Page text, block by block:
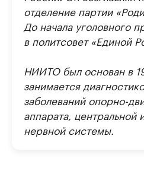
отделение партии
До начала уголовного
в политсовет «Единой
НИИТО был основан в
занимается
заболеваний опорно-
аппарата,
нервной системы.